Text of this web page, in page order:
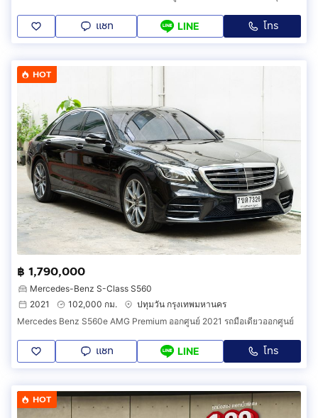
แชท LINE โทร
HOT
฿ 1,790,000
Mercedes-Benz S-Class S560
2021
102,000 กม.
ปทุมวัน กรุงเทพมหานคร
Mercedes Benz S560e AMG Premium ออกศูนย์ 2021 รถมือเดียวออกศูนย์
แชท LINE โทร
HOT